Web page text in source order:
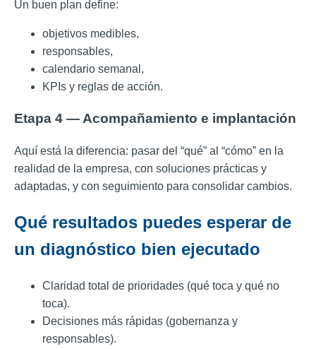
Un buen plan define:
objetivos medibles,
responsables,
calendario semanal,
KPIs y reglas de acción.
Etapa 4 — Acompañamiento e implantación
Aquí está la diferencia: pasar del “qué” al “cómo” en la
realidad de la empresa, con soluciones prácticas y
adaptadas, y con seguimiento para consolidar cambios.
Qué resultados puedes esperar de
un diagnóstico bien ejecutado
Claridad total de prioridades (qué toca y qué no
toca).
Decisiones más rápidas (gobernanza y
responsables).